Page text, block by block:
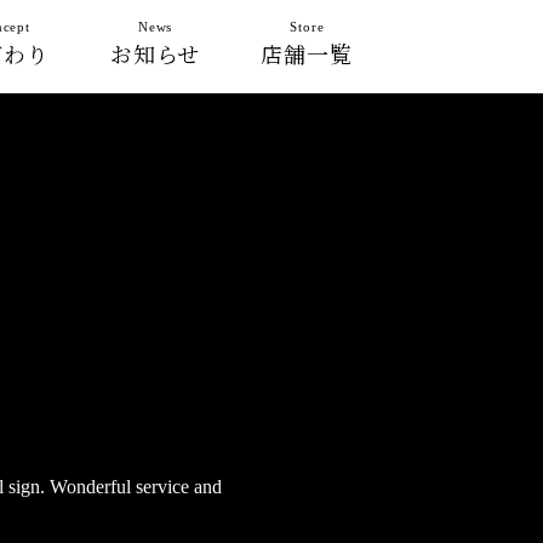
り お知らせ
News
店舗一覧
Store
Wonderful service and